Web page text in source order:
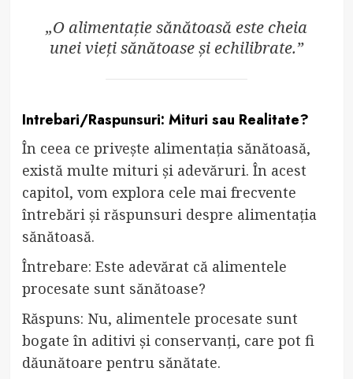
„O alimentație sănătoasă este cheia
unei vieți sănătoase și echilibrate.”
Intrebari/Raspunsuri: Mituri sau Realitate?
În ceea ce privește alimentația sănătoasă,
există multe mituri și adevăruri. În acest
capitol, vom explora cele mai frecvente
întrebări și răspunsuri despre alimentația
sănătoasă.
Întrebare: Este adevărat că alimentele
procesate sunt sănătoase?
Răspuns: Nu, alimentele procesate sunt
bogate în aditivi și conservanți, care pot fi
dăunătoare pentru sănătate.